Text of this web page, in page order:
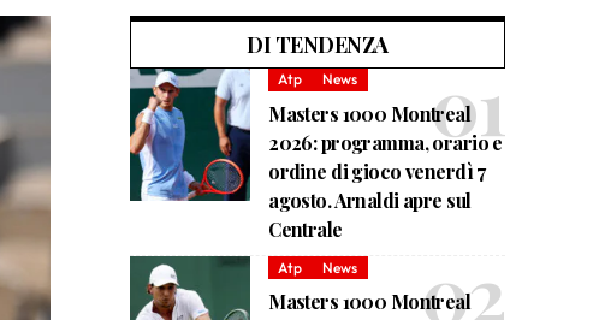
DI TENDENZA
Atp News
Masters 1000 Montreal
2026: programma, orario e
ordine di gioco venerdì 7
agosto. Arnaldi apre sul
Centrale
Atp News
Masters 1000 Montreal